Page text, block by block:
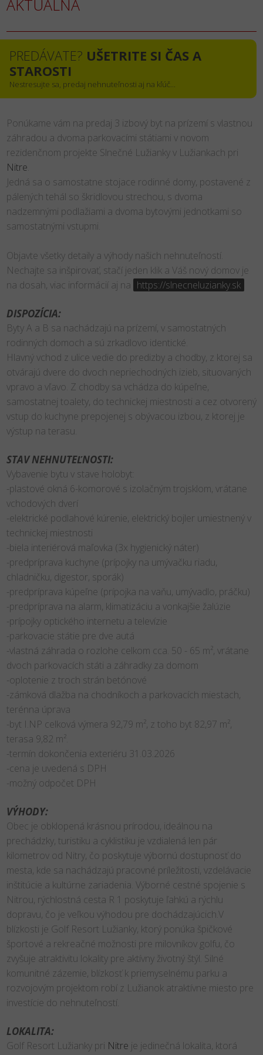
AKTUÁLNA
PREDÁVATE? UŠETRITE SI ČAS A
STAROSTI
Nestresujte sa, predaj nehnuteľnosti aj na kľúč...
Ponúkame vám na predaj 3 izbový byt na prízemí s vlastnou
záhradou a dvoma parkovacími státiami v novom
rezidenčnom projekte Slnečné Lužianky v Lužiankach pri
Nitre.
Jedná sa o samostatne stojace rodinné domy, postavené z
pálených tehál so škridlovou strechou, s dvoma
nadzemnými podlažiami a dvoma bytovými jednotkami so
samostatnými vstupmi.
Objavte všetky detaily a výhody našich nehnuteľností.
Nechajte sa inšpirovať, stačí jeden klik a Váš nový domov je
na dosah, viac informácií aj na https://slnecneluzianky.sk
DISPOZÍCIA:
Byty A a B sa nachádzajú na prízemí, v samostatných
rodinných domoch a sú zrkadlovo identické.
Hlavný vchod z ulice vedie do predizby a chodby, z ktorej sa
otvárajú dvere do dvoch nepriechodných izieb, situovaných
vpravo a vľavo. Z chodby sa vchádza do kúpeľne,
samostatnej toalety, do technickej miestnosti a cez otvorený
vstup do kuchyne prepojenej s obývacou izbou, z ktorej je
výstup na terasu.
STAV NEHNUTEĽNOSTI:
Vybavenie bytu v stave holobyt:
-plastové okná 6-komorové s izolačným trojsklom, vrátane
vchodových dverí
-elektrické podlahové kúrenie, elektrický bojler umiestnený v
technickej miestnosti
-biela interiérová maľovka (3x hygienický náter)
-predpríprava kuchyne (prípojky na umývačku riadu,
chladničku, digestor, sporák)
-predpríprava kúpeľne (prípojka na vaňu, umývadlo, práčku)
-predpríprava na alarm, klimatizáciu a vonkajšie žalúzie
-prípojky optického internetu a televízie
-parkovacie státie pre dve autá
-vlastná záhrada o rozlohe celkom cca. 50 - 65 m², vrátane
dvoch parkovacích státi a záhradky za domom
-oplotenie z troch strán betónové
-zámková dlažba na chodníkoch a parkovacích miestach,
terénna úprava
-byt I.NP celková výmera 92,79 m², z toho byt 82,97 m²,
terasa 9,82 m².
-termín dokončenia exteriéru 31.03.2026
-cena je uvedená s DPH
-možný odpočet DPH
VÝHODY:
Obec je obklopená krásnou prírodou, ideálnou na
prechádzky, turistiku a cyklistiku je vzdialená len pár
kilometrov od Nitry, čo poskytuje výbornú dostupnosť do
mesta, kde sa nachádzajú pracovné príležitosti, vzdelávacie
inštitúcie a kultúrne zariadenia. Výborné cestné spojenie s
Nitrou, rýchlostná cesta R 1 poskytuje ľahkú a rýchlu
dopravu, čo je veľkou výhodou pre dochádzajúcich.V
blízkosti je Golf Resort Lužianky, ktorý ponúka špičkové
športové a rekreačné možnosti pre milovníkov golfu, čo
zvyšuje atraktivitu lokality pre aktívny životný štýl. Silné
komunitné zázemie, blízkosť k priemyselnému parku a
rozvojovým projektom robí z Lužianok atraktívne miesto pre
investície do nehnuteľností.
LOKALITA:
Golf Resort Lužianky pri Nitre je jedinečná lokalita, ktorá